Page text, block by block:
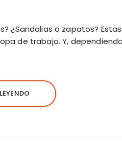
¿Sandalias o zapatos?
de trabajo. Y,